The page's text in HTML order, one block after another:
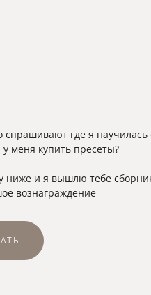
спрашивают где я научилась
меня купить пресеты?
ниже и я вышлю тебе
вознаграждение